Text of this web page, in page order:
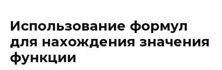
Использование формул
для нахождения значения
функции